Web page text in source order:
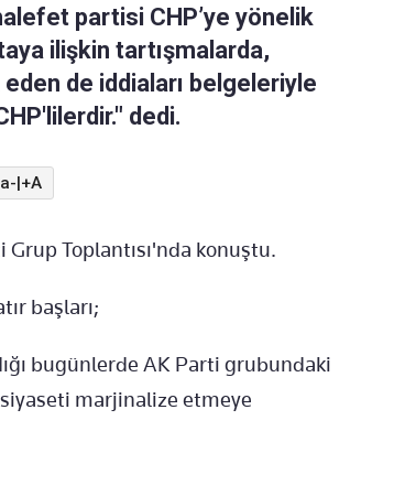
partisi CHP’ye yönelik
ilişkin tartışmalarda,
eden de iddiaları belgeleriyle
dedi.
a-|+A
Toplantısı'nda konuştu.
başları;
bugünlerde AK Parti grubundaki
marjinalize etmeye